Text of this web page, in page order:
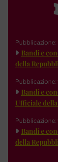
Bandi e
della
Pubblicazione:
Bandi e
Ufficiale
Pubblicazione:
Bandi e
della